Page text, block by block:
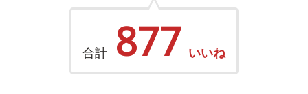
合計 877 いいね